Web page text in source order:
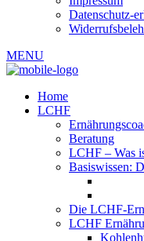
Datenschutz-
MENU
Home
LCHF
Beratung
LCHF – Was
Basiswissen:
Die LCHF-
LCHF